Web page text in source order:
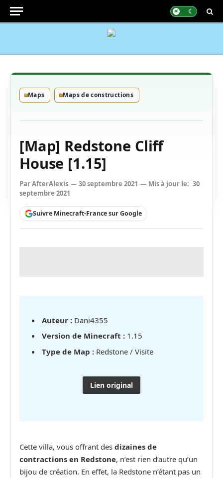
Maps Maps de constructions
[Map] Redstone Cliff
House [1.15]
ParAfterAlexis 30 septembre 2021 Mis à jour le: 30
septembre 2021
Suivre Minecraft-France sur Google
Auteur : Dani4355
Version de Minecraft : 1.15
Type de Map : Redstone / Visite
Lien original
Cette villa, vous offrant des dizaines de
contractions en Redstone, n’est rien d’autre qu’un
bijou de création. En effet, la Redstone n’étant pas un